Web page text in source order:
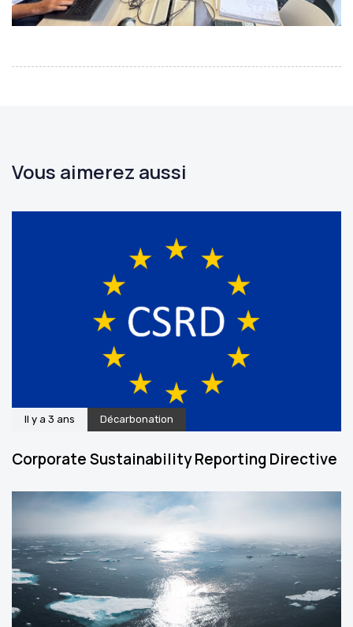
Vous aimerez aussi
Il y a 3 ans Décarbonation
Corporate Sustainability Reporting Directive